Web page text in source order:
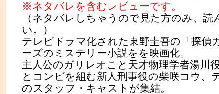
※ネタバレを含むレビューです。
（ネタバレしちゃうので見た方のみ、読
い。）
テレビドラマ化された東野圭吾の「探偵
ーズのミステリー小説をを映画化。
主人公のガリレオこと天才物理学者湯川
とコンビを組む新人刑事役の柴咲コウ、
のスタッフ・キャストが集結。